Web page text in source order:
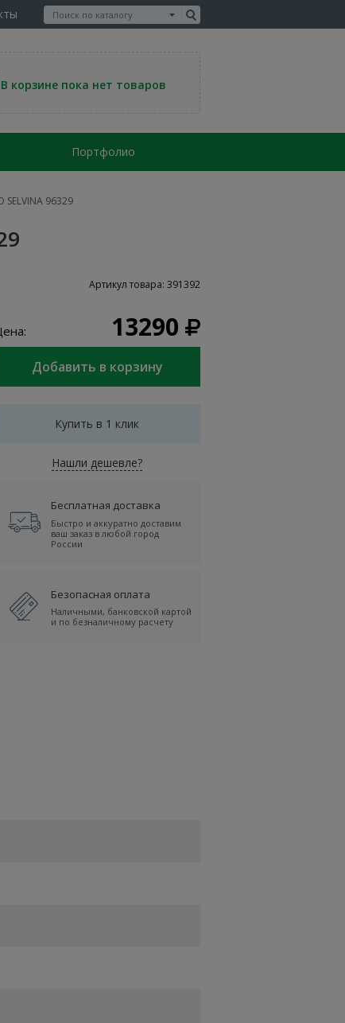
В корзине пока нет товаров
Портфолио
96329
Артикул товара: 391392
13290
Купить в 1 клик
Нашли дешевле?
Бесплатная доставка
Быстро и аккуратно доставим
ваш заказ в любой город
России
Безопасная оплата
Наличными, банковской картой
и по безналичному расчету